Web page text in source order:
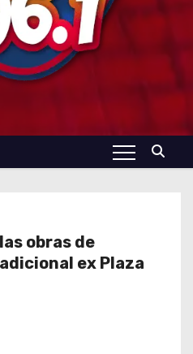
obras de
ex Plaza